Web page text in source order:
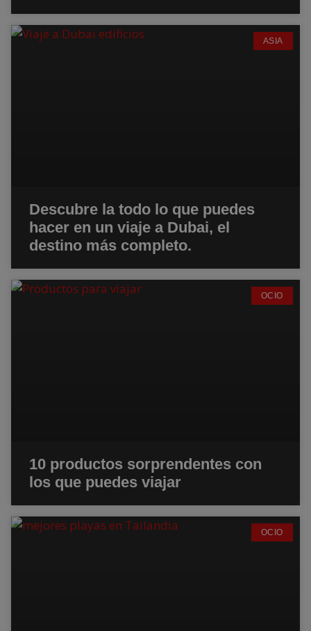
ASIA
Descubre la todo lo que puedes
hacer en un viaje a Dubai, el
destino más completo.
OCIO
10 productos sorprendentes con
los que puedes viajar
OCIO